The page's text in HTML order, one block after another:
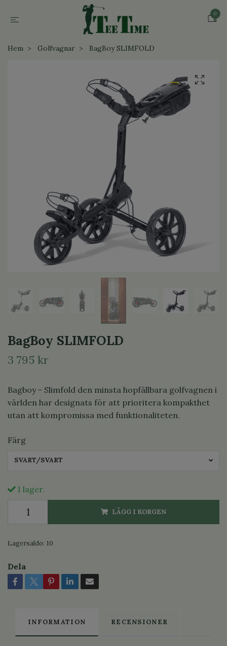
0
Hem Golfvagnar BagBoy SLIMFOLD
BagBoy SLIMFOLD
3 795 kr
Bagboy - Slimfold den minsta hopfällbara golfvagnen i
världen har designats för att prioritera kompakthet
utan att kompromissa med funktionaliteten.
Färg
SVART/SVART
I lager.
LÄGG I KORGEN
Lagersaldo: 10
Dela
INFORMATION RECENSIONER